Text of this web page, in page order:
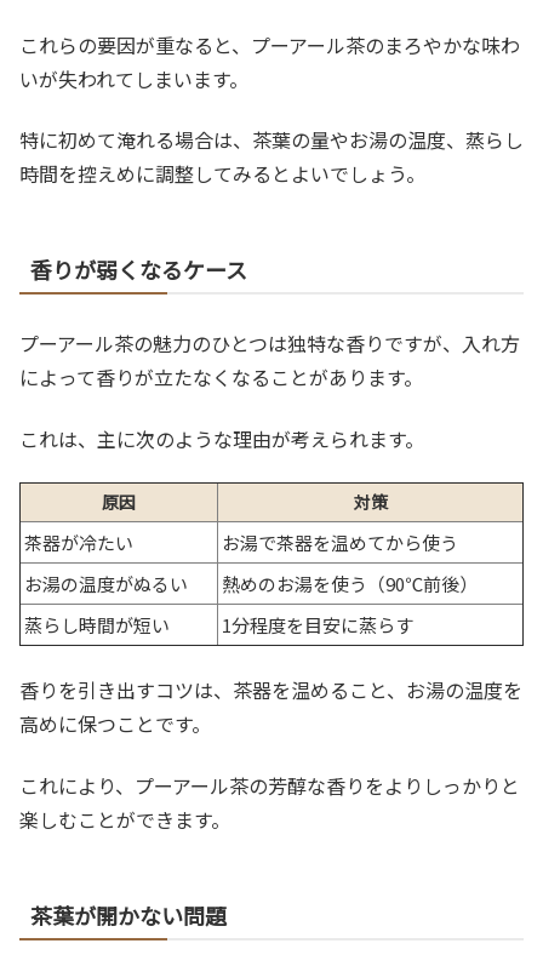
これらの要因が重なると、プーアール茶のまろやかな味わ
いが失われてしまいます。
特に初めて淹れる場合は、茶葉の量やお湯の温度、蒸らし
時間を控えめに調整してみるとよいでしょう。
香りが弱くなるケース
プーアール茶の魅力のひとつは独特な香りですが、入れ方
によって香りが立たなくなることがあります。
これは、主に次のような理由が考えられます。
原因 対策
茶器が冷たい
お湯で茶器を温めてから使う
お湯の温度がぬるい
熱めのお湯を使う（90℃前後）
蒸らし時間が短い
1分程度を目安に蒸らす
香りを引き出すコツは、茶器を温めること、お湯の温度を
高めに保つことです。
これにより、プーアール茶の芳醇な香りをよりしっかりと
楽しむことができます。
茶葉が開かない問題